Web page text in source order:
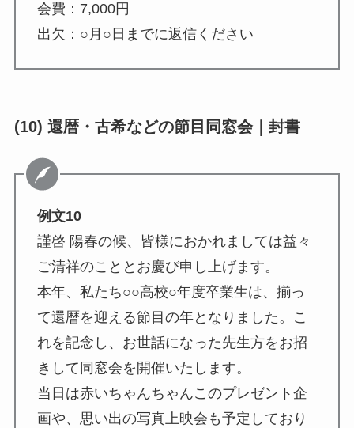
会費：7,000円
出欠：○月○日までに返信ください
(10) 還暦・古希などの節目同窓会｜封書
例文10
謹啓 陽春の候、皆様におかれましては益々
ご清祥のこととお慶び申し上げます。
本年、私たち○○高校○年度卒業生は、揃っ
て還暦を迎える節目の年となりました。こ
れを記念し、お世話になった先生方をお招
きして同窓会を開催いたします。
当日は赤いちゃんちゃんこのプレゼント企
画や、思い出の写真上映会も予定しており